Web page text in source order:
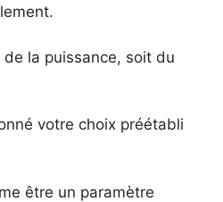
la puissance, soit du
votre choix préétabli
être un paramètre